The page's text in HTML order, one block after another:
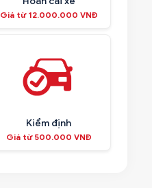
Giá từ 12.000.000 VNĐ
Kiểm định
Giá từ 500.000 VNĐ